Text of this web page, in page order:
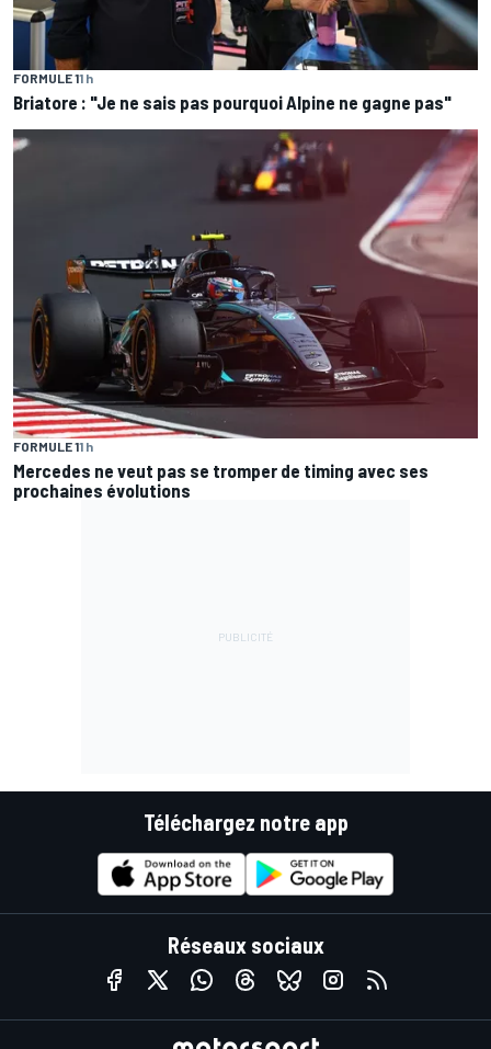
FORMULE 11 h
Briatore : "Je ne sais pas pourquoi Alpine ne gagne pas"
FORMULE 11 h
Mercedes ne veut pas se tromper de timing avec ses
prochaines évolutions
Téléchargez notre app
Réseaux sociaux